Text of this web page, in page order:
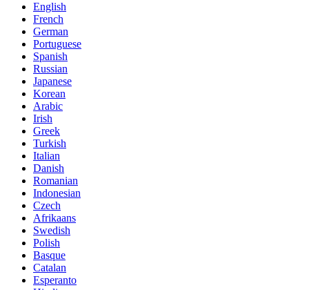
English
French
German
Portuguese
Spanish
Russian
Japanese
Korean
Arabic
Irish
Greek
Turkish
Italian
Danish
Romanian
Indonesian
Czech
Afrikaans
Swedish
Polish
Basque
Catalan
Esperanto